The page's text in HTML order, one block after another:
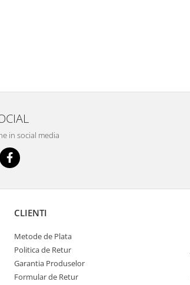
in social media
CLIENTI
Metode de Plata
Politica de Retur
Garantia Produselor
Formular de Retur